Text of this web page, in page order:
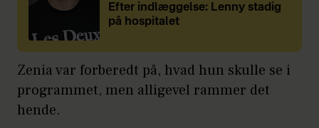
Efter indlæggelse: Lenny stadig
på hospitalet
Zenia var forberedt på, hvad hun skulle se i
programmet, men alligevel rammer det
hende.